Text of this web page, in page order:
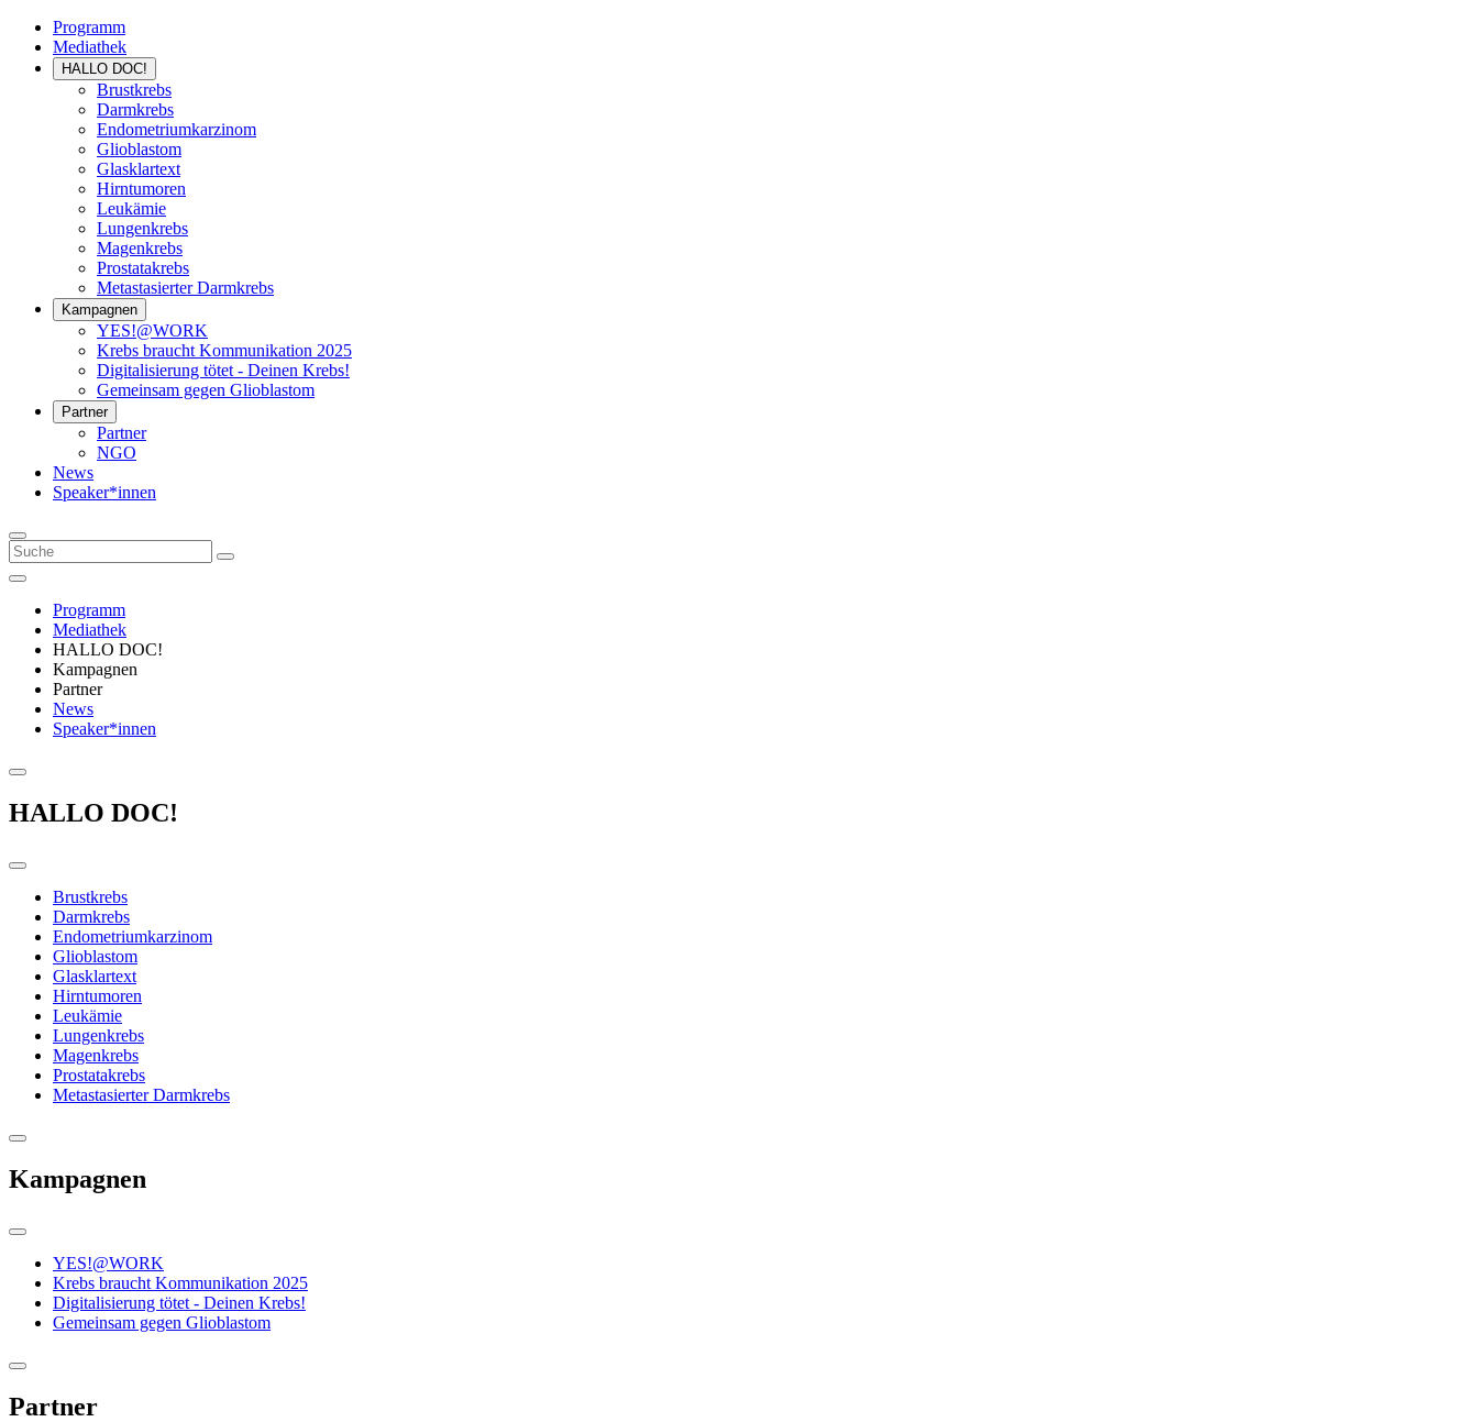
Programm
Mediathek
HALLO DOC!
Brustkrebs
Darmkrebs
Endometriumkarzinom
Glioblastom
Glasklartext
Hirntumoren
Leukämie
Lungenkrebs
Magenkrebs
Prostatakrebs
Metastasierter Darmkrebs
Kampagnen
YES!@WORK
Krebs braucht Kommunikation 2025
Digitalisierung tötet - Deinen Krebs!
Gemeinsam gegen Glioblastom
Partner
Partner
NGO
News
Speaker*innen
Programm
Mediathek
HALLO DOC!
Kampagnen
Partner
News
Speaker*innen
HALLO DOC!
Brustkrebs
Darmkrebs
Endometriumkarzinom
Glioblastom
Glasklartext
Hirntumoren
Leukämie
Lungenkrebs
Magenkrebs
Prostatakrebs
Metastasierter Darmkrebs
Kampagnen
YES!@WORK
Krebs braucht Kommunikation 2025
Digitalisierung tötet - Deinen Krebs!
Gemeinsam gegen Glioblastom
Partner